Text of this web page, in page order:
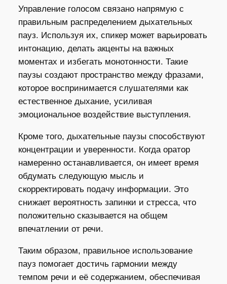
Управление голосом связано напрямую с
правильным распределением дыхательных
пауз. Используя их, спикер может варьировать
интонацию, делать акценты на важных
моментах и избегать монотонности. Такие
паузы создают пространство между фразами,
которое воспринимается слушателями как
естественное дыхание, усиливая
эмоциональное воздействие выступления.
Кроме того, дыхательные паузы способствуют
концентрации и уверенности. Когда оратор
намеренно останавливается, он имеет время
обдумать следующую мысль и
скорректировать подачу информации. Это
снижает вероятность запинки и стресса, что
положительно сказывается на общем
впечатлении от речи.
Таким образом, правильное использование
пауз помогает достичь гармонии между
темпом речи и её содержанием, обеспечивая